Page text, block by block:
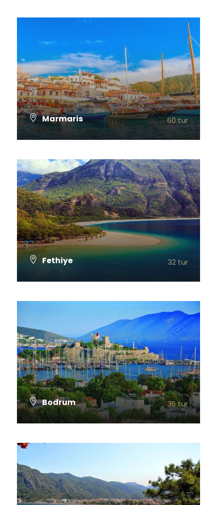
Marmaris 60 tur
Fethiye 32 tur
Bodrum 36 tur